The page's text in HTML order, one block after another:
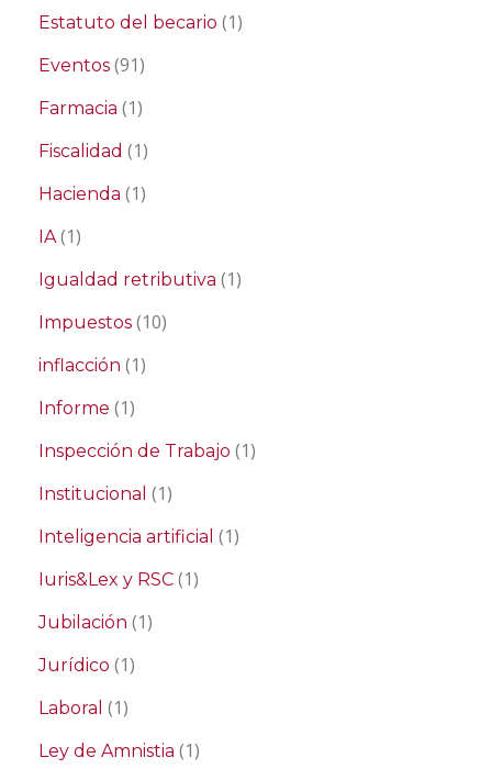
Estatuto del becario (1)
Eventos (91)
Farmacia (1)
Fiscalidad (1)
Hacienda (1)
IA(1)
Igualdad retributiva (1)
Impuestos (10)
inflacción (1)
Informe (1)
Inspección de Trabajo (1)
Institucional (1)
Inteligencia artificial (1)
Iuris&Lex y RSC (1)
Jubilación (1)
Jurídico (1)
Laboral (1)
Ley de Amnistia (1)